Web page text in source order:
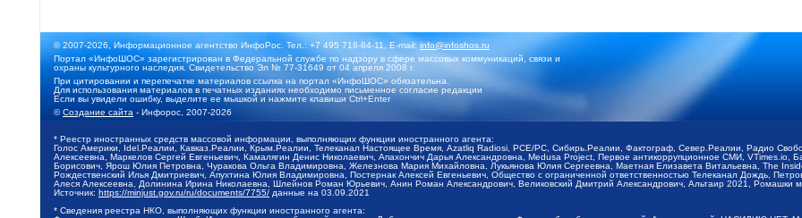
© 2007-2026, Информационное агентство ИнфоРос. Тел.: +7 495 718-84-11, E-mail:info@infoshos.ru
Портал «ИнфоШОС» зарегистрирован в Федеральной службе по надзору в сфере массовых коммуникаций, связи и
охраны культурного наследия. Свидетельство Эл № 77-31649 от 04 апреля 2008 г.
При цитировании и перепечатке материалов ссылка на портал «ИнфоШОС» обязательна.
Для использования материалов в печатных изданиях необходимо письменное согласие редакции
Если вы увидели ошибку, выделите ее мышкой и нажмите клавиши Ctrl+Enter
©Создание сайта - Инфорос, 2007-2026
* Реестр иностранных средств массовой информации, выполняющих функции иностранного агента:
Голос Америки, Idel.Реалии, Кавказ.Реалии, Крым.Реалии, Телеканал Настоящее Время, Azatliq Radiosi, PCE/PC, Сибирь.Реалии, Фактограф, Север.Реалии, Радио
Алексеевна, Маркелов Сергей Евгеньевич, Камалягин Денис Николаевич, Апахончич Дарья Александровна, Medusa Project, Первое антикоррупционное СМИ,
Борисович, Ярош Юлия Петровна, Чуракова Ольга Владимировна, Железнова Мария Михайловна, Лукьянова Юлия Сергеевна, Маетная Елизавета Витальевна, The
Рождественский Илья Дмитриевич, Апухтина Юлия Владимировна, Постернак Алексей Евгеньевич, Общество с ограниченной ответственностью Телеканал Дождь,
Алеся Алексеевна, Долинина Ирина Николаевна, Шлейнов Роман Юрьевич, Анин Роман Александрович, Великовский Дмитрий Александрович, Альтаир 2021, Ромашки
Источник: https://minjust.gov.ru/ru/documents/7755/ данные на 03.09.2021
* Сведения реестра НКО, выполняющих функции иностранного агента: